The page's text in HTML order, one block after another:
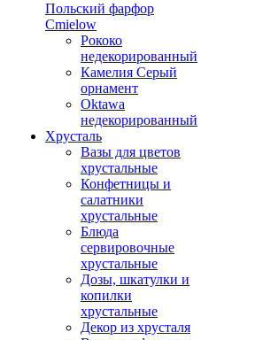
Польский фарфор
Сmielow
Рококо
недекорированный
Камелия Серый
орнамент
Oktawa
недекорированный
Хрусталь
Вазы для цветов
хрустальные
Конфетницы и
салатники
хрустальные
Блюда
сервировочные
хрустальные
Дозы, шкатулки и
копилки
хрустальные
Декор из хрусталя